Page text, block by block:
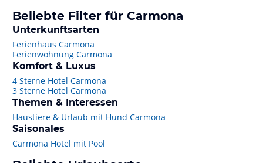
Beliebte Filter für Carmona
Unterkunftsarten
Ferienhaus Carmona
Ferienwohnung Carmona
Komfort & Luxus
4 Sterne Hotel Carmona
3 Sterne Hotel Carmona
Themen & Interessen
Haustiere & Urlaub mit Hund Carmona
Saisonales
Carmona Hotel mit Pool